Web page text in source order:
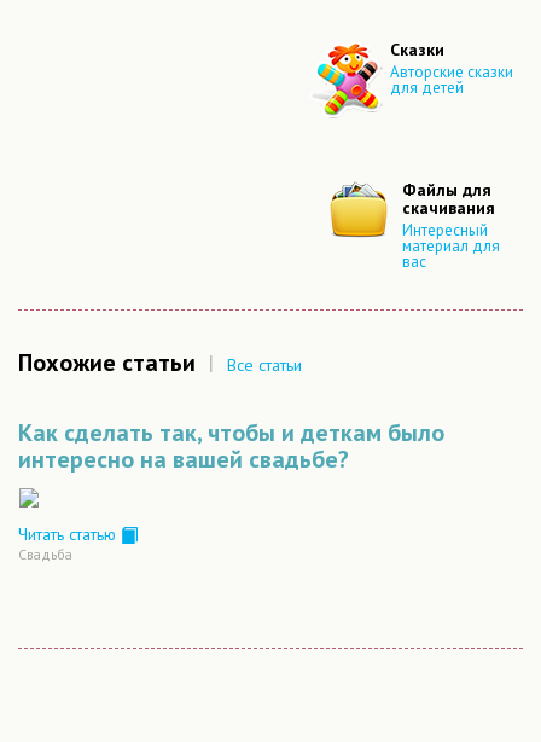
Сказки
Авторские сказки
для детей
Файлы для
скачивания
Интересный
материал для
вас
Похожие статьи | Все статьи
Как сделать так, чтобы и деткам было
интересно на вашей свадьбе?
Читать статью
Свадьба